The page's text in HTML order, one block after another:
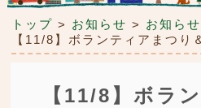
トップ > お知らせ > お知らせ
【11/8】ボラ